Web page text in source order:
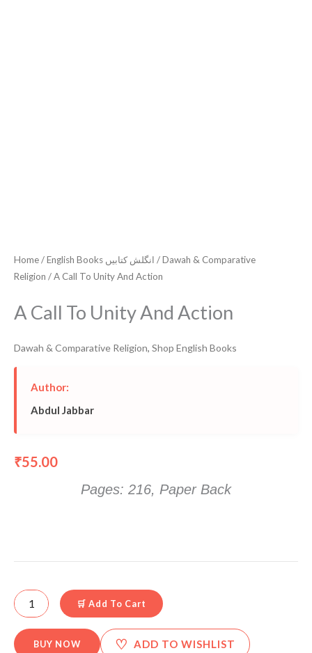
Home/ English Books انگلش کتابیں /Dawah & Comparative
Religion / A Call To Unity And Action
A Call To Unity And Action
Dawah & Comparative Religion, Shop English Books
Author:
Abdul Jabbar
₹55.00
Pages: 216, Paper Back
quantity
🛒 Add To Cart
BUY NOW ♡ ADD TO WISHLIST